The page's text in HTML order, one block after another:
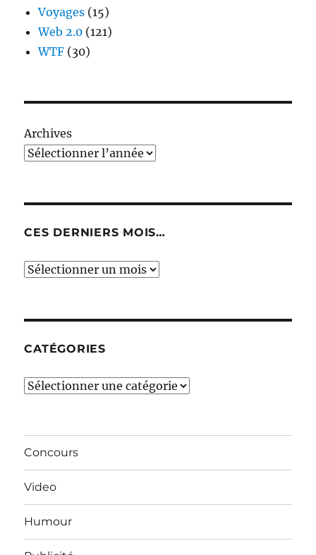
Voyages (15)
Web 2.0 (121)
WTF (30)
Archives
CES DERNIERS MOIS…
Ces
CATÉGORIES
Catégories
Concours
Video
Humour